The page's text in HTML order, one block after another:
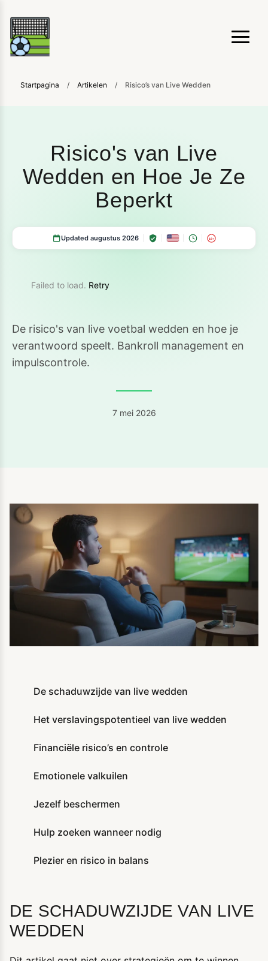
Startpagina / Artikelen / Risico’s van Live Wedden
Risico's van Live
Wedden en Hoe Je Ze
Beperkt
Updated augustus 2026 18+
Failed to load. Retry
De risico's van live voetbal wedden en hoe je
verantwoord speelt. Bankroll management en
impulscontrole.
7 mei 2026
De schaduwzijde van live wedden
Het verslavingspotentieel van live wedden
Financiële risico’s en controle
Emotionele valkuilen
Jezelf beschermen
Hulp zoeken wanneer nodig
Plezier en risico in balans
DE SCHADUWZIJDE VAN LIVE
WEDDEN